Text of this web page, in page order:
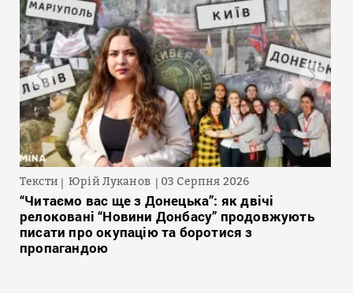
Тексти Юрій Луканов 03 Серпня 2026
“Читаємо вас ще з Донецька”: як двічі
релоковані “Новини Донбасу” продовжують
писати про окупацію та боротися з
пропагандою